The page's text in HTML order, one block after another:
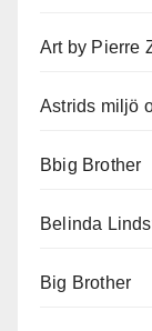
Art by Pierre
Astrids miljö
Bbig Brother
Belinda
Big Brother